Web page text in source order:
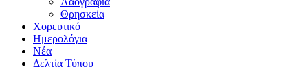
Θρησκεία
Χορευτικό
Ημερολόγια
Νέα
Δελτία Τύπου